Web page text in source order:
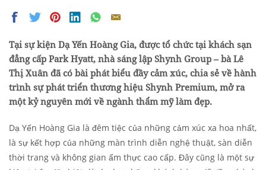
Tại sự kiện Dạ Yến Hoàng Gia, được tổ chức tại khách sạn
đẳng cấp Park Hyatt, nhà sáng lập Shynh Group – bà Lê
Thị Xuân đã có bài phát biểu đầy cảm xúc, chia sẻ về hành
trình sự phát triển thương hiệu Shynh Premium, mở ra
một kỷ nguyên mới về ngành thẩm mỹ làm đẹp.
Dạ Yến Hoàng Gia là đêm tiệc của những cảm xúc xa hoa nhất,
là sự kết hợp của những màn trình diễn nghệ thuật, sàn diễn
thời trang và không gian ẩm thực cao cấp. Đây cũng là một sự